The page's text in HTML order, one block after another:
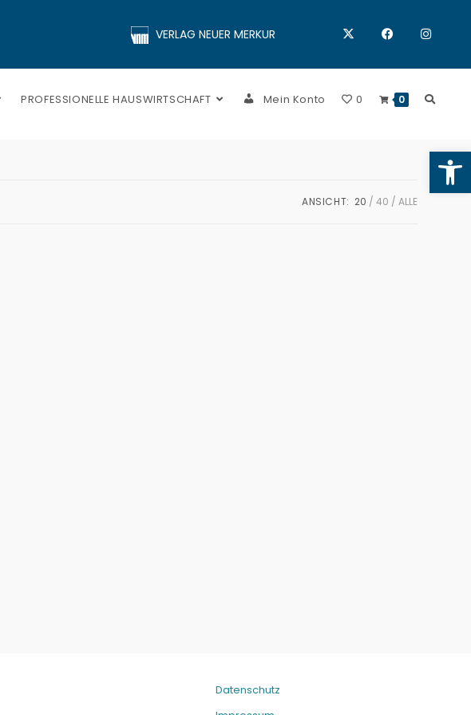
VERLAG NEUER MERKUR
PROFESSIONELLE HAUSWIRTSCHAFT Mein Konto 0 0
ANSICHT: 20 40 ALLE
Datenschutz